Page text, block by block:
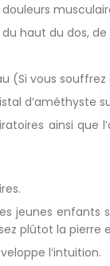
haut du dos,
(Si vous
d’améthyste
ainsi que
jeunes
plûtot la pierre
l’intuition.